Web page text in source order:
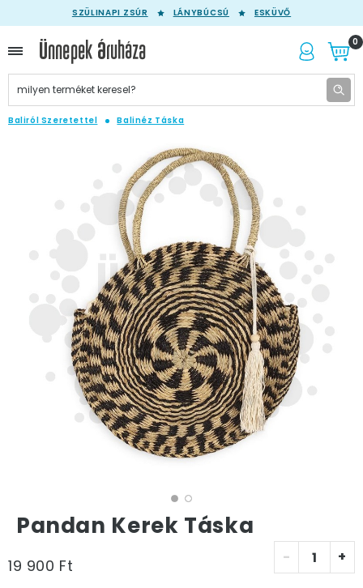
SZÜLINAPI ZSÚR LÁNYBÚCSÚ ESKÜVŐ
0
Baliról Szeretettel Balinéz Táska
Pandan Kerek Táska
19 900 Ft - +